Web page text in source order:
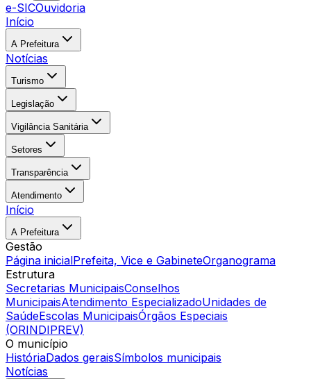
e-SICOuvidoria
Início
A Prefeitura
Notícias
Turismo
Legislação
Vigilância Sanitária
Setores
Transparência
Atendimento
Início
A Prefeitura
Gestão
Página inicialPrefeita, Vice e GabineteOrganograma
Estrutura
Secretarias MunicipaisConselhos
MunicipaisAtendimento EspecializadoUnidades de
SaúdeEscolas MunicipaisÓrgãos Especiais
(ORINDIPREV)
O município
HistóriaDados geraisSímbolos municipais
Notícias